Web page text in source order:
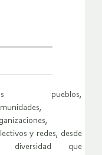
pueblos,
y redes, desde
diversidad que